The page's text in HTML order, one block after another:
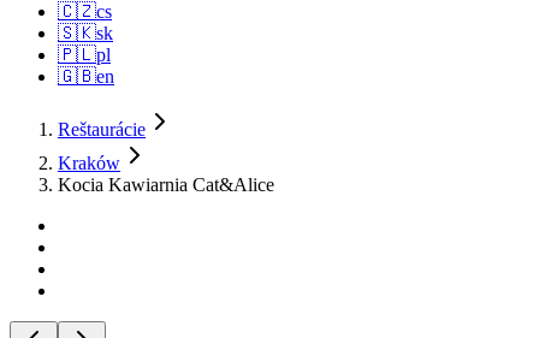
🇨🇿cs
🇸🇰sk
🇵🇱pl
🇬🇧en
Reštaurácie
Kraków
Kocia Kawiarnia Cat&Alice